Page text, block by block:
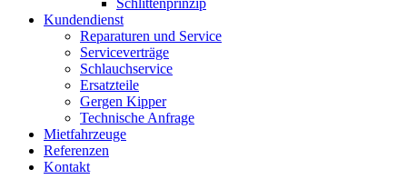
Schlittenprinzip
Kundendienst
Reparaturen und Service
Serviceverträge
Schlauchservice
Ersatzteile
Gergen Kipper
Technische Anfrage
Mietfahrzeuge
Referenzen
Kontakt